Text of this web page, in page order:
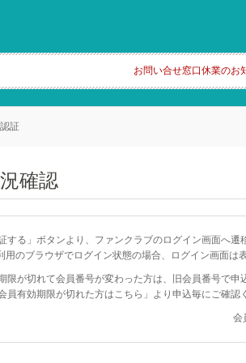
お問い合せ窓口休業のお
証
確認
する」ボタンより、ファンクラブのログイン画面へ
用のブラウザでログイン状態の場合、ログイン画面は
限が切れて会員番号が変わった方は、旧会員番号で申
員有効期限が切れた方はこちら」より申込毎にご確認
会